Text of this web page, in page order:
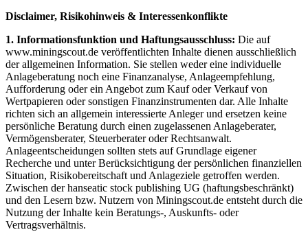
Disclaimer, Risikohinweis & Interessenkonflikte
1. Informationsfunktion und Haftungsausschluss: Die auf
www.miningscout.de veröffentlichten Inhalte dienen ausschließlich
der allgemeinen Information. Sie stellen weder eine individuelle
Anlageberatung noch eine Finanzanalyse, Anlageempfehlung,
Aufforderung oder ein Angebot zum Kauf oder Verkauf von
Wertpapieren oder sonstigen Finanzinstrumenten dar. Alle Inhalte
richten sich an allgemein interessierte Anleger und ersetzen keine
persönliche Beratung durch einen zugelassenen Anlageberater,
Vermögensberater, Steuerberater oder Rechtsanwalt.
Anlageentscheidungen sollten stets auf Grundlage eigener
Recherche und unter Berücksichtigung der persönlichen finanziellen
Situation, Risikobereitschaft und Anlageziele getroffen werden.
Zwischen der hanseatic stock publishing UG (haftungsbeschränkt)
und den Lesern bzw. Nutzern von Miningscout.de entsteht durch die
Nutzung der Inhalte kein Beratungs-, Auskunfts- oder
Vertragsverhältnis.